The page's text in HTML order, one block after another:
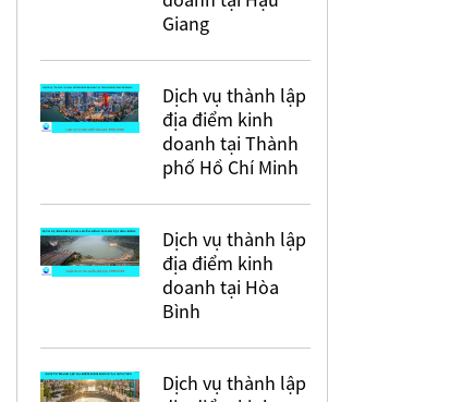
Giang
Dịch vụ thành lập
địa điểm kinh
doanh tại Thành
phố Hồ Chí Minh
Dịch vụ thành lập
địa điểm kinh
doanh tại Hòa
Bình
Dịch vụ thành lập